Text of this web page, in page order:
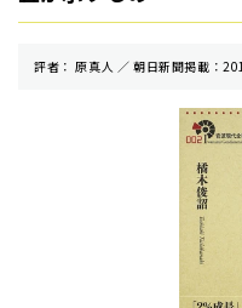
評者： 原真人 ／ 朝⽇新聞掲載：